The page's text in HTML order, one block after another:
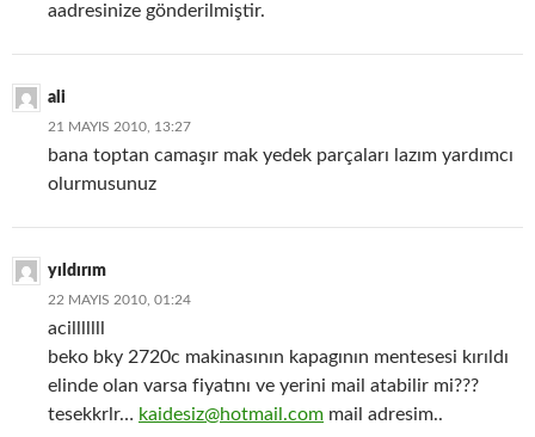
aadresinize gönderilmiştir.
ali
21 MAYIS 2010, 13:27
bana toptan camaşır mak yedek parçaları lazım yardımcı
olurmusunuz
yıldırım
22 MAYIS 2010, 01:24
acilllllll
beko bky 2720c makinasının kapagının mentesesi kırıldı
elinde olan varsa fiyatını ve yerini mail atabilir mi???
tesekkrlr… kaidesiz@hotmail.com mail adresim..